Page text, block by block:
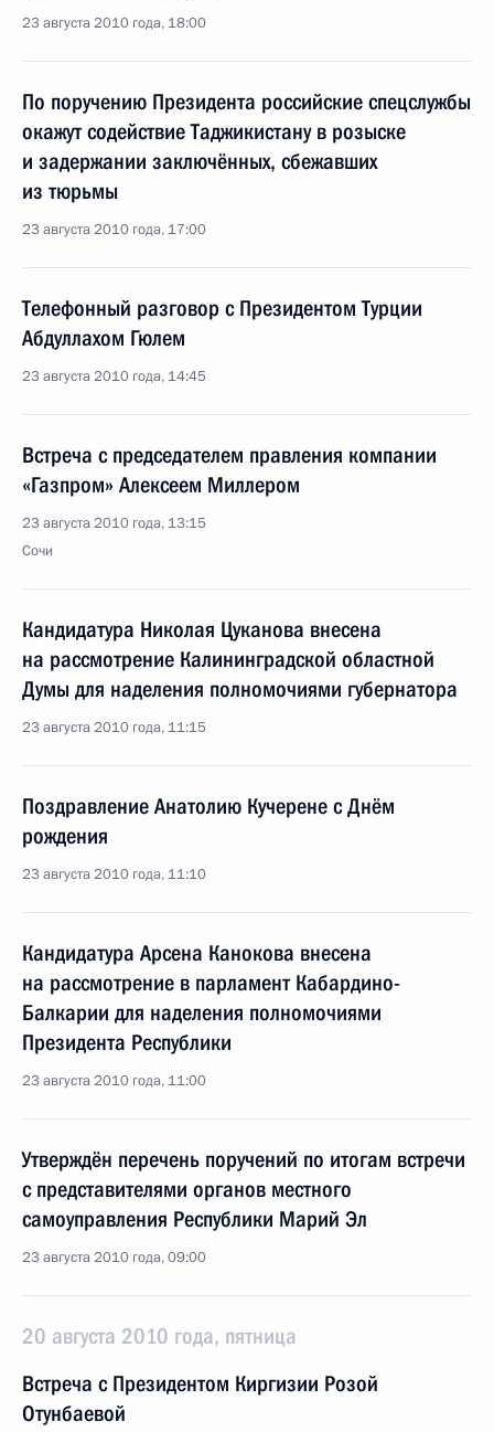
23 августа 2010 года, 18:00
По поручению Президента российские спецслужбы
окажут содействие Таджикистану в розыске
и задержании заключённых, сбежавших
из тюрьмы
23 августа 2010 года, 17:00
Телефонный разговор с Президентом Турции
Абдуллахом Гюлем
23 августа 2010 года, 14:45
Встреча с председателем правления компании
«Газпром» Алексеем Миллером
23 августа 2010 года, 13:15
Сочи
Кандидатура Николая Цуканова внесена
на рассмотрение Калининградской областной
Думы для наделения полномочиями губернатора
23 августа 2010 года, 11:15
Поздравление Анатолию Кучерене с Днём
рождения
23 августа 2010 года, 11:10
Кандидатура Арсена Канокова внесена
на рассмотрение в парламент Кабардино-
Балкарии для наделения полномочиями
Президента Республики
23 августа 2010 года, 11:00
Утверждён перечень поручений по итогам встречи
с представителями органов местного
самоуправления Республики Марий Эл
23 августа 2010 года, 09:00
20 августа 2010 года, пятница
Встреча с Президентом Киргизии Розой
Отунбаевой